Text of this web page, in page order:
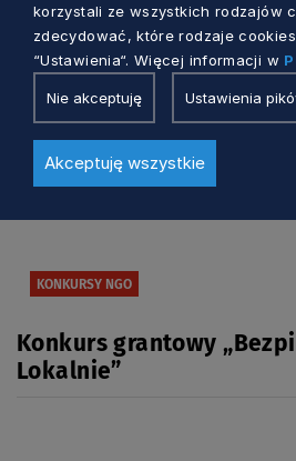
KONKURSY NGO
Konkurs grantowy
Lokalnie”
korzystali ze wszystkich rodzajów
zdecydować, które rodzaje
“Ustawienia“. Więcej informacji w
Nie akceptuję Ustawienia
Akceptuję wszystkie